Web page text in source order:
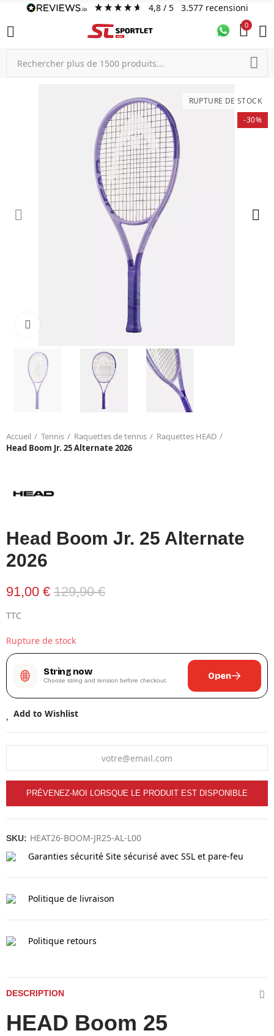
4,8/ 5 3.577 recensioni
0
RUPTURE DE STOCK
-30%
Accueil Tennis Raquettes de tennis
Raquettes HEAD
Head Boom Jr. 25 Alternate 2026
Head Boom Jr. 25 Alternate
2026
91,00 € 129,90 €
TTC
Rupture de stock
String now
Choose string and tension before checkout. Open
Add to Wishlist
PRÉVENEZ-MOI LORSQUE LE PRODUIT EST DISPONIBLE
SKU: HEAT26-BOOM-JR25-AL-L00
Garanties sécurité Site sécurisé avec SSL et pare-feu
Politique de livraison
Politique retours
DESCRIPTION
HEAD Boom 25